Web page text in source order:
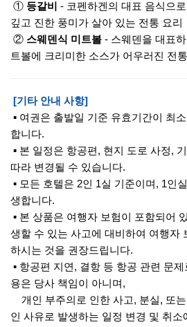
① 등갈비
- 코펜하겐의 대표 음식으
깊고 진한 풍미가 살아 있는 전통 요리
② 스웨덴식 미트볼 - 스웨덴을 대표
트볼에 크리미한 소스가 어우러진 전통
[기타 안내 사항]
▪ 여권은 출발일 기준 유효기간이 최
합니다.
▪ 본 일정은 항공편, 현지 도로 사정,
따라 변경될 수 있습니다.
▪ 모든 호텔은 2인 1실 기준이며, 1인
생합니다.
▪ 본 상품은 여행자 보험이 포함되어
생할 수 있는 사고에 대비하여 여행자
하시는 것을 권장드립니다.
▪ 항공편 지연, 결항 등 항공 관련 문
용은 당사 책임이 아니며,
개인 부주의로 인한 사고, 분실, 또
인 사유로 발생하는 일정 변경 및 취